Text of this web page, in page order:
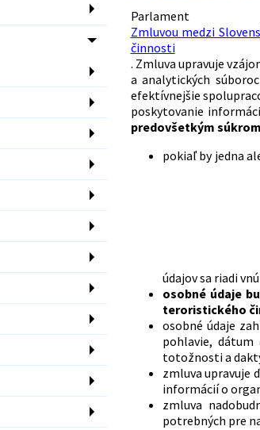
Zmluvou medzi
činnosti
. Zmluva upravuje
a analytických
efektívnejšie
poskytovanie
predovšetkým
pokiaľ by jedna
údajov sa riadi
osobné údaje
teroristického
osobné údaje
pohlavie, dátum
totožnosti a
zmluva upravuje
informácií o
zmluva
potrebných pre